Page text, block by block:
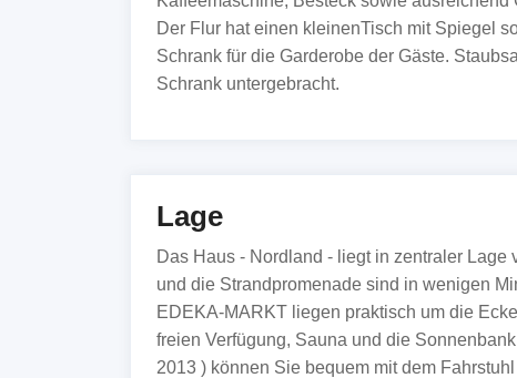
Der Flur hat einen kleinenTisch mit Spiegel
Schrank für die Garderobe der Gäste.
Schrank untergebracht.
Lage
Das Haus - Nordland - liegt in zentraler
und die Strandpromenade sind in wenigen
EDEKA-MARKT liegen praktisch um die
freien Verfügung, Sauna und die
2013 ) können Sie bequem mit dem